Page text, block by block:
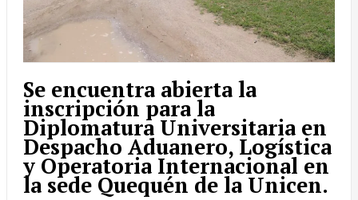
Se encuentra abierta la
inscripción para la
Diplomatura Universitaria en
Despacho Aduanero, Logística
y Operatoria Internacional en
la sede Quequén de la Unicen.